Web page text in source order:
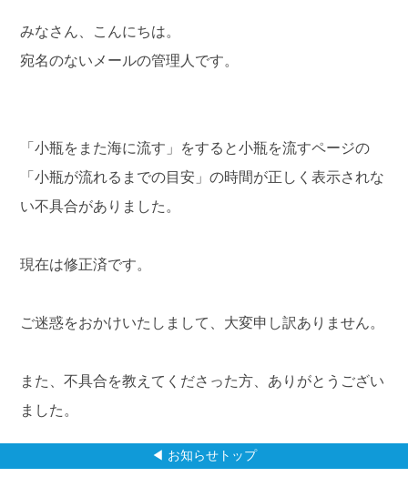
みなさん、こんにちは。
宛名のないメールの管理人です。
「小瓶をまた海に流す」をすると小瓶を流すページの
「小瓶が流れるまでの目安」の時間が正しく表示されな
い不具合がありました。
現在は修正済です。
ご迷惑をおかけいたしまして、大変申し訳ありません。
また、不具合を教えてくださった方、ありがとうござい
ました。
◀ お知らせトップ